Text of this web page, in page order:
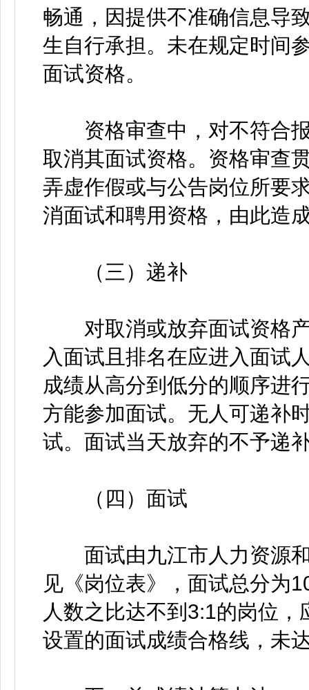
畅通，因提供不准确信息导
生自行承担。未在规定时间
面试资格。
资格审查中，对不符合报
取消其面试资格。资格审查
弄虚作假或与公告岗位所要
消面试和聘用资格，由此造
（三）递补
对取消或放弃面试资格产
入面试且排名在应进入面试
成绩从高分到低分的顺序进
方能参加面试。无人可递补
试。面试当天放弃的不予递
（四）面试
面试由九江市人力资源和
见《岗位表》，面试总分为
人数之比达不到3:1的岗位
设置的面试成绩合格线，未